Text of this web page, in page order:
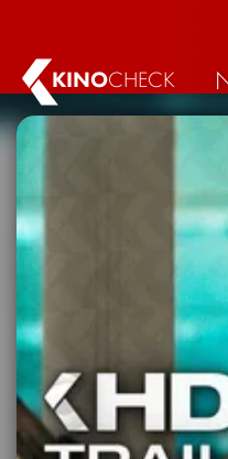
KINOCHECK